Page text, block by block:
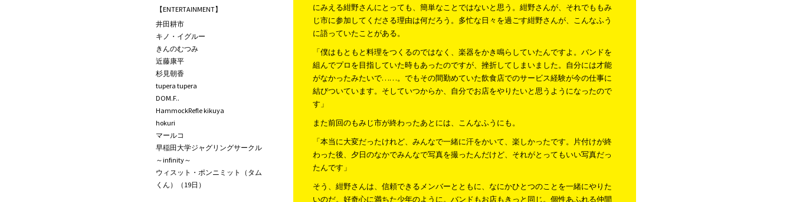
にみえる紺野さんにとっても、簡単なことではないと思う。紺野さんが、それでももみ
じ市に参加してくださる理由は何だろう。多忙な日々を過ごす紺野さんが、こんなふう
に語っていたことがある。
「僕はもともと料理をつくるのではなく、楽器をかき鳴らしていたんですよ。バンドを
組んでプロを目指していた時もあったのですが、挫折してしまいました。自分には才能
がなかったみたいで……。でもその間勤めていた飲食店でのサービス経験が今の仕事に
結びついています。そしていつからか、自分でお店をやりたいと思うようになったので
す」
また前回のもみじ市が終わったあとには、こんなふうにも。
「本当に大変だったけれど、みんなで一緒に汗をかいて、楽しかったです。片付けが終
わった後、夕日のなかでみんなで写真を撮ったんだけど、それがとってもいい写真だっ
たんです」
そう、紺野さんは、信頼できるメンバーとともに、なにかひとつのことを一緒にやりた
いのだ。好奇心に満ちた少年のように。バンドもお店もきっと同じ。個性あふれる仲間
【ENTERTAINMENT】
井田耕市
キノ・イグルー
きんのむつみ
近藤康平
杉見朝香
tupera tupera
DOM.F..
HammockRefle kikuya
hokuri
マールコ
早稲田大学ジャグリングサークル
～infinity～
ウィスット・ポンニミット（タム
くん）（19日）